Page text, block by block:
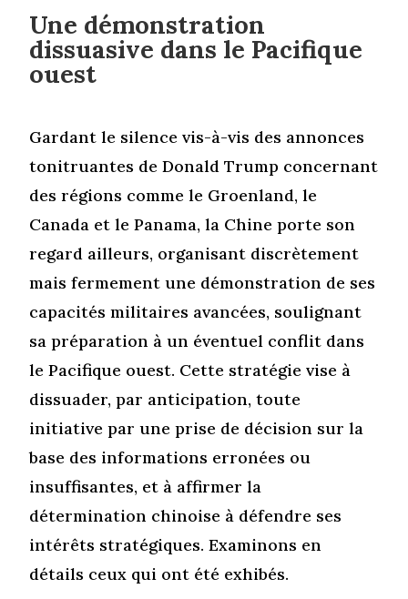
Une démonstration
dissuasive dans le Pacifique
ouest
Gardant le silence vis-à-vis des annonces
tonitruantes de Donald Trump concernant
des régions comme le Groenland, le
Canada et le Panama, la Chine porte son
regard ailleurs, organisant discrètement
mais fermement une démonstration de ses
capacités militaires avancées, soulignant
sa préparation à un éventuel conflit dans
le Pacifique ouest. Cette stratégie vise à
dissuader, par anticipation, toute
initiative par une prise de décision sur la
base des informations erronées ou
insuffisantes, et à affirmer la
détermination chinoise à défendre ses
intérêts stratégiques. Examinons en
détails ceux qui ont été exhibés.